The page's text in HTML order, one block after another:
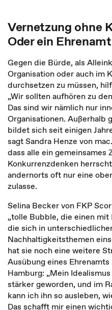
Vernetzung ohne
Oder ein
Gegen die Bürde, als
Organisation oder auch im
durchsetzen zu müssen,
„Wir sollten aufhören zu
Das sind wir nämlich nur
Organisationen. Außerhalb
bildet sich seit einigen
sagt Sandra Henze von
dass alle ein gemeinsames
Konkurrenzdenken
andernorts oft nur eine
zulasse.
Selina Becker von FKP
„tolle Bubble, die einen
die sich in
Nachhaltigkeitsthemen
hat sie noch eine weitere
Ausübung eines
Hamburg: „Mein
stärker geworden, und im
kann ich ihn so ausleben,
Das schafft mir einen